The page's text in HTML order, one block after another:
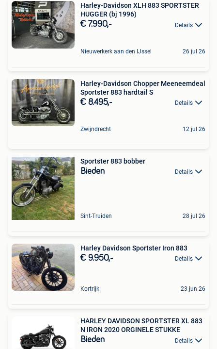
Harley-Davidson XLH 883 SPORTSTER
HUGGER (bj 1996)
€ 7.990,- Details
Nieuwerkerk aan den IJssel 26 jul 26
Harley-Davidson Chopper Meeneemdeal
Sportster 883 hardtail S
€ 8.495,- Details
Zwijndrecht 12 jul 26
Sportster 883 bobber
Bieden Details
Sint-Truiden 28 jul 26
Harley Davidson Sportster Iron 883
€ 9.950,- Details
Kortrijk 23 jun 26
HARLEY DAVIDSON SPORTSTER XL 883
N IRON 2020 ORGINELE STUKKE
Bieden Details